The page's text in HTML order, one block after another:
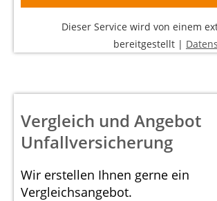
Dieser Service wird von einem
bereitgestellt |
Vergleich und Angebot
Unfallversicherung
Wir erstellen Ihnen gerne ein
Vergleichsangebot.